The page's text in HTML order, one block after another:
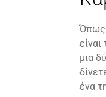
Όπως
μια
ένα